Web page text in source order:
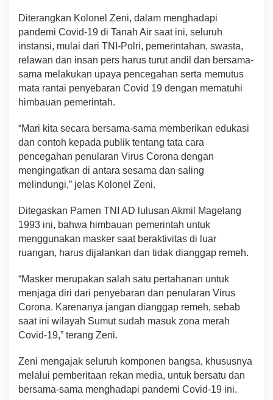
Diterangkan Kolonel Zeni, dalam menghadapi
pandemi Covid-19 di Tanah Air saat ini, seluruh
instansi, mulai dari TNI-Polri, pemerintahan, swasta,
relawan dan insan pers harus turut andil dan bersama-
sama melakukan upaya pencegahan serta memutus
mata rantai penyebaran Covid 19 dengan mematuhi
himbauan pemerintah.
“Mari kita secara bersama-sama memberikan edukasi
dan contoh kepada publik tentang tata cara
pencegahan penularan Virus Corona dengan
mengingatkan di antara sesama dan saling
melindungi,” jelas Kolonel Zeni.
Ditegaskan Pamen TNI AD lulusan Akmil Magelang
1993 ini, bahwa himbauan pemerintah untuk
menggunakan masker saat beraktivitas di luar
ruangan, harus dijalankan dan tidak dianggap remeh.
“Masker merupakan salah satu pertahanan untuk
menjaga diri dari penyebaran dan penularan Virus
Corona. Karenanya jangan dianggap remeh, sebab
saat ini wilayah Sumut sudah masuk zona merah
Covid-19,” terang Zeni.
Zeni mengajak seluruh komponen bangsa, khususnya
melalui pemberitaan rekan media, untuk bersatu dan
bersama-sama menghadapi pandemi Covid-19 ini.